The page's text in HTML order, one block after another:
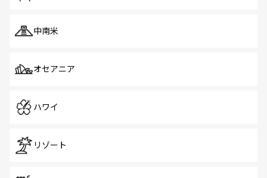
中南米
オセアニア
ハワイ
リゾート